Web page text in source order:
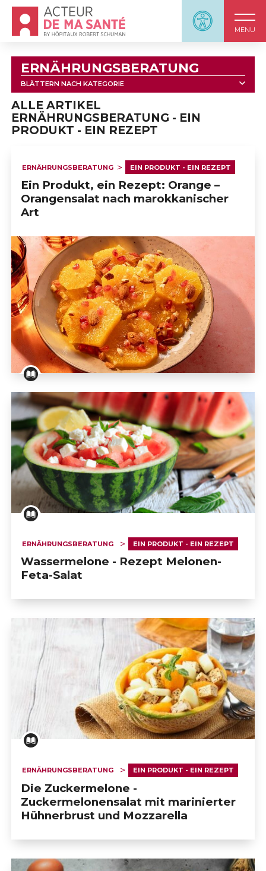
Panneau
MENU
Accueil - Acteur de ma santé, by HôpitauxRobert
ERNÄHRUNGSBERATUNG
BLÄTTERN NACH KATEGORIE
ALLE
                            DIE ERNÄHRUNG
                            ERNÄHRUNGSBERATUNG UND COVID-
19
                            ERNÄHRUNGSBERATUNG UND
DEPRESSION
                            ERNÄHRUNGSBERATUNG UND
DIABETES
                            ERNÄHRUNGSBERATUNG UND
SCHWANGERSCHAFT
                            ERNÄHRUNGSBERATUNG UND
NIERENERKRANKUNG
                            ERNÄHRUNGSBERATUNG UND
ALTERSMEDIZIN
POLYARTHRITIS
HERZKRANKHEITEN
                            EIN PRODUKT - EIN REZEPT
                            GLUTENFREIE REZEPTE
ALLE ARTIKEL
ERNÄHRUNGSBERATUNG - EIN
PRODUKT - EIN REZEPT
ERNÄHRUNGSBERATUNG EIN PRODUKT - EIN REZEPT
Ein Produkt, ein Rezept: Orange –
Orangensalat nach marokkanischer
Art
Ein Produkt, ein Rezept: Orange – Orangensalat
ERNÄHRUNGSBERATUNG EIN PRODUKT - EIN REZEPT
Wassermelone - Rezept Melonen-
Feta-Salat
ERNÄHRUNGSBERATUNG EIN PRODUKT - EIN REZEPT
Die Zuckermelone -
Zuckermelonensalat mit marinierter
Hühnerbrust und Mozzarella